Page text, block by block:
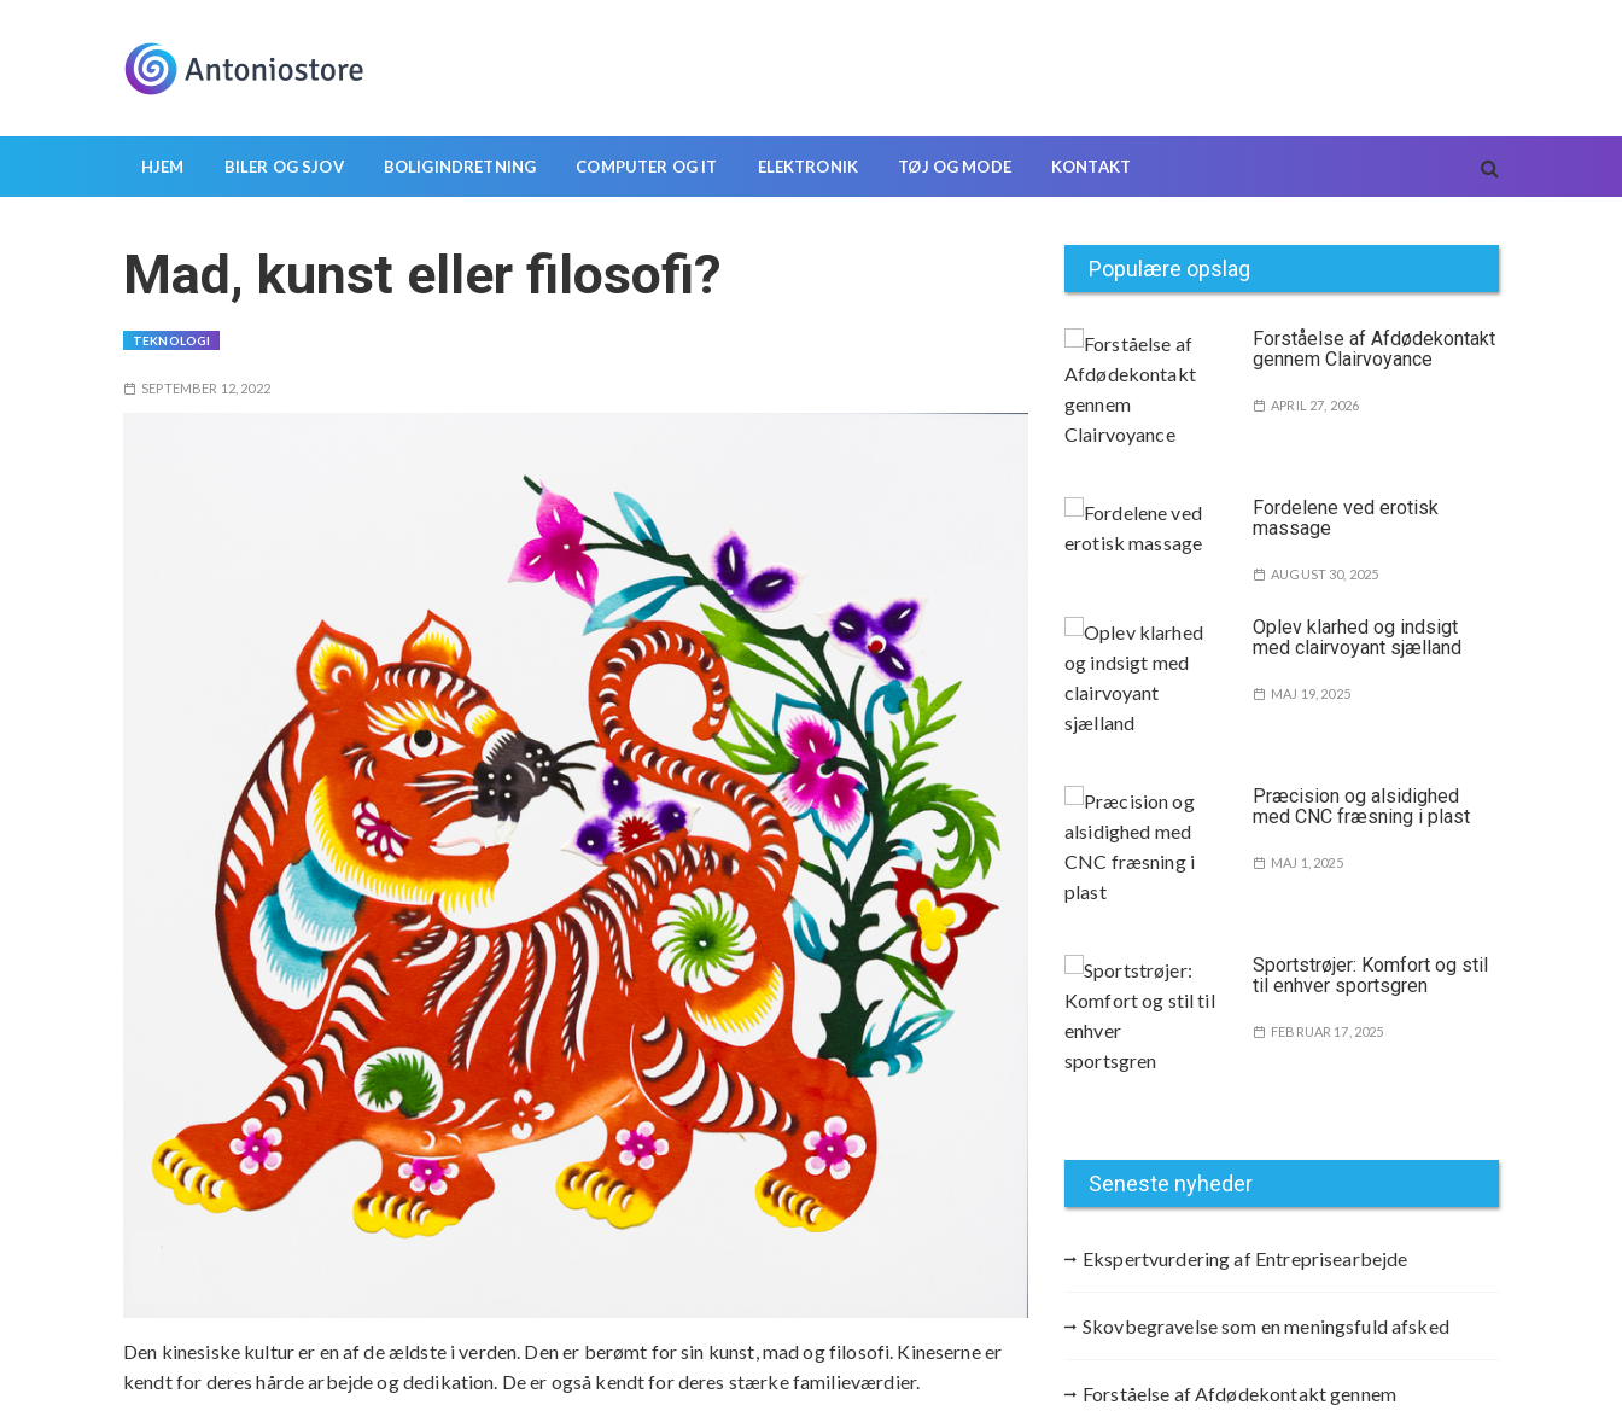
t
c
HJEM BILER OG SJOV BOLIGINDRETNING COMPUTER OG IT ELEKTRONIK TØJ OG MODE KONTAKT
Mad, kunst eller filosofi?
TEKNOLOGI
SEPTEMBER 12, 2022
Den kinesiske kultur er en af de ældste i verden. Den er berømt for sin kunst, mad og filosofi. Kineserne er
kendt for deres hårde arbejde og dedikation. De er også kendt for deres stærke familieværdier.
Populære opslag
Forståelse af Afdødekontakt
gennem Clairvoyance
APRIL 27, 2026
Fordelene ved erotisk
massage
AUGUST 30, 2025
Oplev klarhed og indsigt
med clairvoyant sjælland
MAJ 19, 2025
Præcision og alsidighed
med CNC fræsning i plast
MAJ 1, 2025
Sportstrøjer: Komfort og stil
til enhver sportsgren
FEBRUAR 17, 2025
Seneste nyheder
Ekspertvurdering af Entreprisearbejde
Skovbegravelse som en meningsfuld afsked
Forståelse af Afdødekontakt gennem